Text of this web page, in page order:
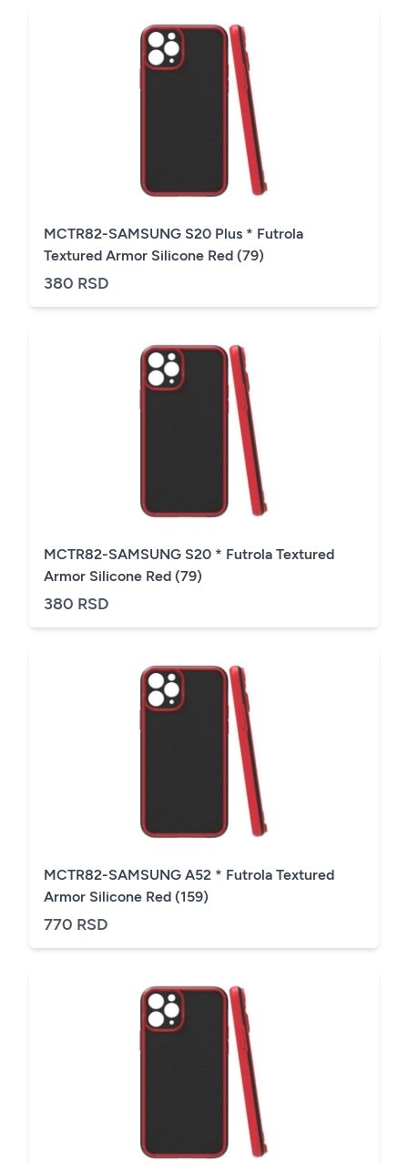
MCTR82-SAMSUNG S20 Plus * Futrola
Textured Armor Silicone Red (79)
380 RSD
MCTR82-SAMSUNG S20 * Futrola Textured
Armor Silicone Red (79)
380 RSD
MCTR82-SAMSUNG A52 * Futrola Textured
Armor Silicone Red (159)
770 RSD